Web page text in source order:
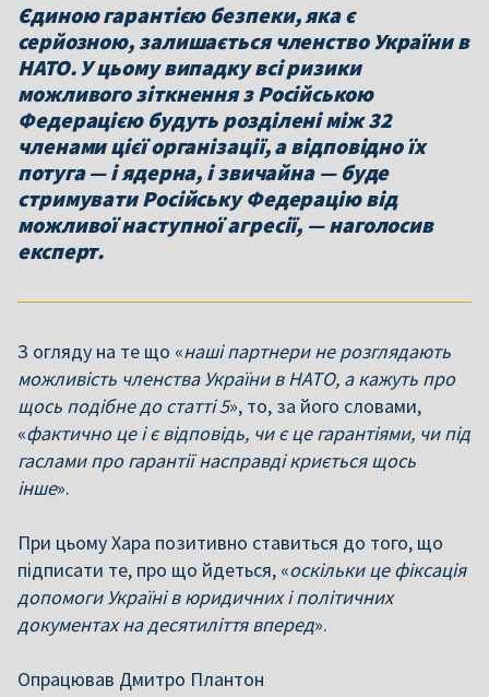
Єдиною гарантією безпеки, яка є
серйозною, залишається членство України в
НАТО. У цьому випадку всі ризики
можливого зіткнення з Російською
Федерацією будуть розділені між 32
членами цієї організації, а відповідно їх
потуга — і ядерна, і звичайна — буде
стримувати Російську Федерацію від
можливої наступної агресії, — наголосив
експерт.
З огляду на те що «наші партнери не розглядають
можливість членства України в НАТО, а кажуть про
щось подібне до статті 5», то, за його словами,
«фактично це і є відповідь, чи є це гарантіями, чи під
гаслами про гарантії насправді криється щось
інше».
При цьому Хара позитивно ставиться до того, що
підписати те, про що йдеться, «оскільки це фіксація
допомоги Україні в юридичних і політичних
документах на десятиліття вперед».
Опрацював Дмитро Плантон